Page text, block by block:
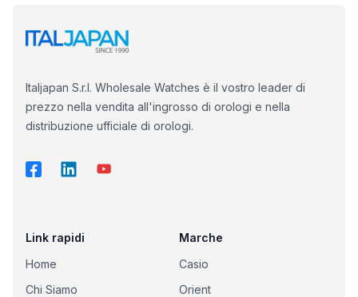
Italjapan S.r.l. Wholesale Watches è il vostro leader di
prezzo nella vendita all'ingrosso di orologi e nella
distribuzione ufficiale di orologi.
Link rapidi
Home
Chi Siamo
Marche
Casio
Orient